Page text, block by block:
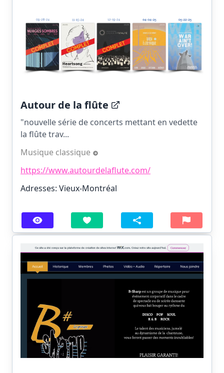
Autour de la flûte
"nouvelle série de concerts mettant en vedette
la flûte trav...
Musique classique
https://www.autourdelaflute.com/
Adresses: Vieux-Montréal